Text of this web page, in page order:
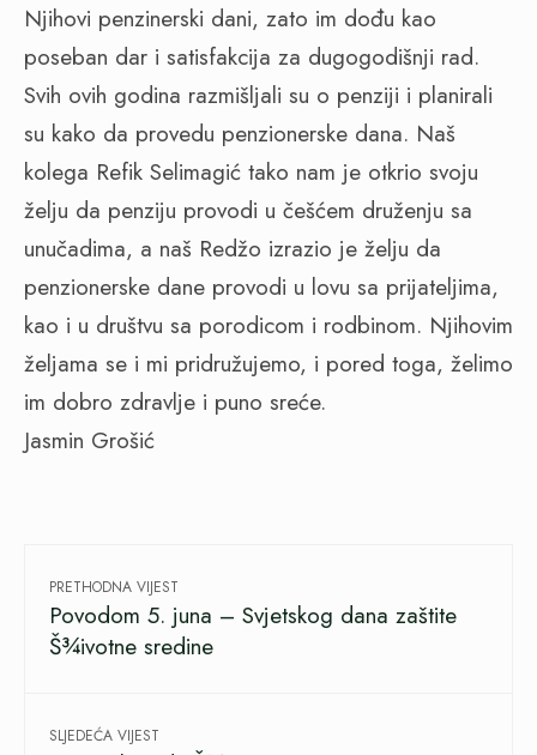
Njihovi penzinerski dani, zato im dođu kao
poseban dar i satisfakcija za dugogodišnji rad.
Svih ovih godina razmišljali su o penziji i planirali
su kako da provedu penzionerske dana. Naš
kolega Refik Selimagić tako nam je otkrio svoju
želju da penziju provodi u češćem druženju sa
unučadima, a naš Redžo izrazio je želju da
penzionerske dane provodi u lovu sa prijateljima,
kao i u društvu sa porodicom i rodbinom. Njihovim
željama se i mi pridružujemo, i pored toga, želimo
im dobro zdravlje i puno sreće.
Jasmin Grošić
PRETHODNA VIJEST
Povodom 5. juna – Svjetskog dana zaštite
Š¾ivotne sredine
SLJEDEĆA VIJEST